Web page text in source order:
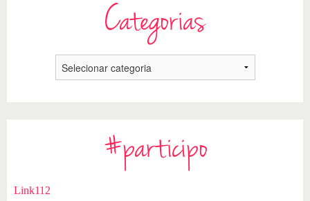
Categorias
#participo
Link112